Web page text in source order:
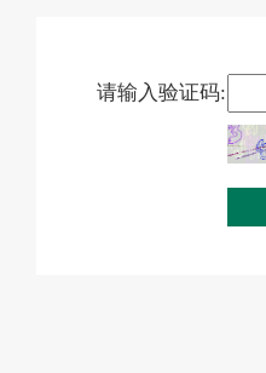
请输入验证码: